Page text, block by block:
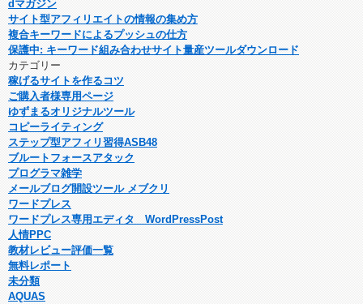
dマガジン
サイト型アフィリエイトの情報の集め方
複合キーワードによるプッシュの仕方
保護中: キーワード組み合わせサイト量産ツールダウンロード
カテゴリー
稼げるサイトを作るコツ
ご購入者様専用ページ
ゆずまるオリジナルツール
コピーライティング
ステップ型アフィリ習得ASB48
ブルートフォースアタック
プログラマ雑学
メールブログ開設ツール メブクリ
ワードプレス
ワードプレス専用エディタ WordPressPost
人情PPC
教材レビュー評価一覧
無料レポート
未分類
AQUAS